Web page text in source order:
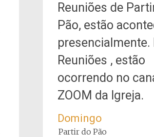
Reuniões de
Pão, estão
presencialmente.
Reuniões , estão
ocorrendo no
ZOOM da Igreja.
Domingo
Partir do Pão